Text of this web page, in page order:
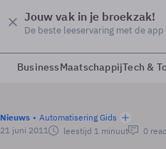
Jouw vak in je broekzak!
De beste leeservaring met de app
BusinessMaatschappijTech &
Nieuws
Automatisering Gids
21 juni 2011
leestijd 1 minuut 0